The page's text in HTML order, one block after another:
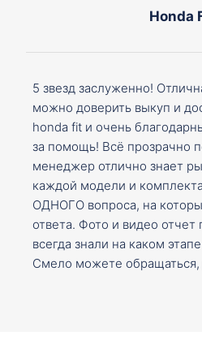
Honda
5 звезд заслуженно!
можно доверить выкуп и
honda fit и очень
за помощь! Всё прозрачно
менеджер отлично знает
каждой модели и
ОДНОГО вопроса, на
ответа. Фото и видео
всегда знали на каком
Смело можете обращаться,